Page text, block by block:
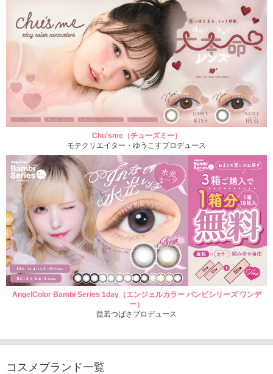
Chu'sme（チューズミー）
モテクリエイター・ゆうこすプロデュース
AngelColor Bambi Series 1day（エンジェルカラー バンビシリーズ ワンデ
ー）
益若つばさプロデュース
コスメブランド一覧